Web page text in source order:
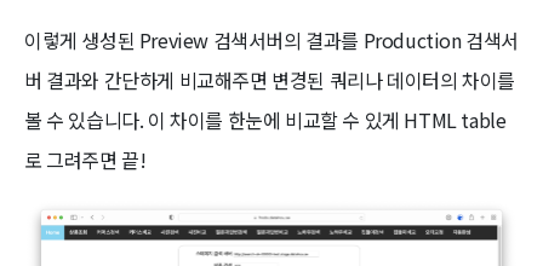
이렇게 생성된 Preview 검색서버의 결과를 Production 검색서
버 결과와 간단하게 비교해주면 변경된 쿼리나 데이터의 차이를
볼 수 있습니다. 이 차이를 한눈에 비교할 수 있게 HTML table
로 그려주면 끝!